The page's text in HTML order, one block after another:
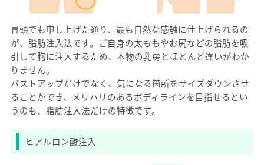
冒頭でも申し上げた通り、最も自然な感触に仕上げられるの
が、脂肪注入法です。ご自身の太ももやお尻などの脂肪を吸
引して胸に注入するため、本物の乳房とほとんど違いがわか
りません。
バストアップだけでなく、気になる箇所をサイズダウンさせ
ることができ、メリハリのあるボディラインを目指せるとい
うのも、脂肪注入法だけの特徴です。
ヒアルロン酸注入